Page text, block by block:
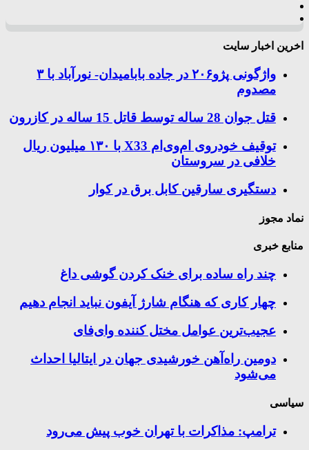
اخرین اخبار سایت
واژگونی پژو۲۰۶ در جاده بابامیدان- نورآباد با ۳
مصدوم
قتل جوان 28 ساله توسط قاتل 15 ساله در کازرون
توقیف خودروی ام‌وی‌ام X33 با ۱۳۰ میلیون ریال
خلافی در سروستان
دستگیری سارقین کابل برق در کوار
نماد مجوز
منابع خبری
چند راه‌ ساده برای خنک کردن گوشی داغ
چهار کاری که هنگام شارژ آیفون نباید انجام دهیم
عجیب‌ترین عوامل مختل کننده وای‌فای
دومین راه‌آهن خورشیدی جهان در ایتالیا احداث
می‌شود
سیاسی
ترامپ: مذاکرات با تهران خوب پیش می‌رود